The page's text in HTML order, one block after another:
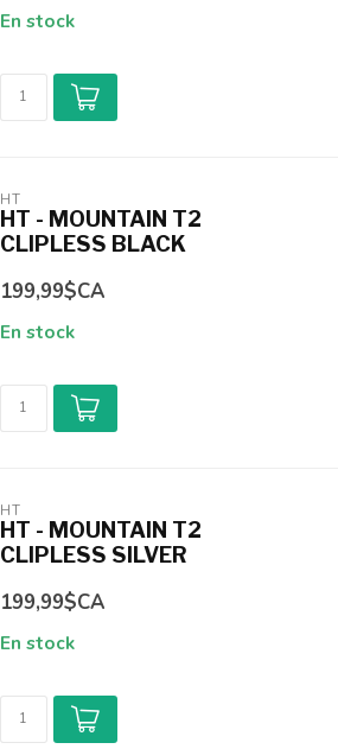
En stock
HT
HT - MOUNTAIN T2
CLIPLESS BLACK
199,99$CA
En stock
HT
HT - MOUNTAIN T2
CLIPLESS SILVER
199,99$CA
En stock